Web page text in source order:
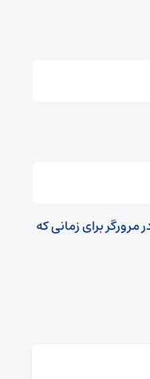
برای زمانی که